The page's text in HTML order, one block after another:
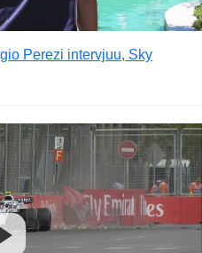
Perezi intervjuu, Sky